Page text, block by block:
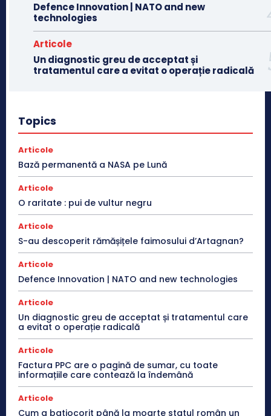
Defence Innovation | NATO and new
technologies
Articole
Un diagnostic greu de acceptat și
tratamentul care a evitat o operație radicală
Topics
Articole
Bază permanentă a NASA pe Lună
Articole
O raritate : pui de vultur negru
Articole
S-au descoperit rămășițele faimosului d’Artagnan?
Articole
Defence Innovation | NATO and new technologies
Articole
Un diagnostic greu de acceptat și tratamentul care
a evitat o operație radicală
Articole
Factura PPC are o pagină de sumar, cu toate
informațiile care contează la îndemână
Articole
Cum a batjocorit până la moarte statul român un